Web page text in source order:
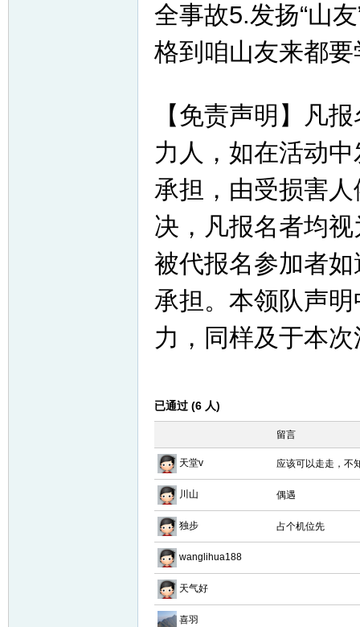
全事故5.发扬“山
格到咱山友来都
【免责声明】凡
力人，如在活动
承担，由受损害
决，凡报名者均
被代报名参加者
承担。本领队声
力，同样及于本
已通过 (6 人)
留言
天堂v 应该可以走走，不
川山 偶遇
独步 占个机位先
wanglihua188
天气好
喜羽